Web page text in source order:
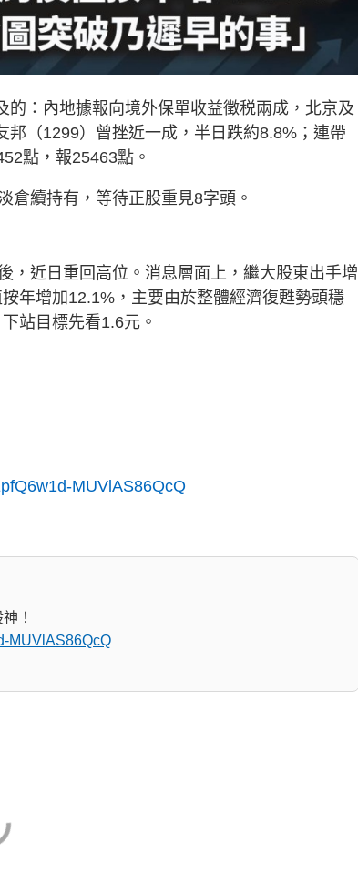
：內地據報向境外保單收益徵税兩成，北京及
（1299）曾挫近一成，半日跌約8.8%；連帶
點，報25463點。
倉續持有，等待正股重見8字頭。
，近日重回高位。消息層面上，繼大股東出手增
年增加12.1%，主要由於整體經濟復甦勢頭穩
站目標先看1.6元。
MUVlAS86QcQ
！
MUVlAS86QcQ